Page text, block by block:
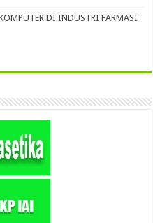
DI INDUSTRI FARMASI